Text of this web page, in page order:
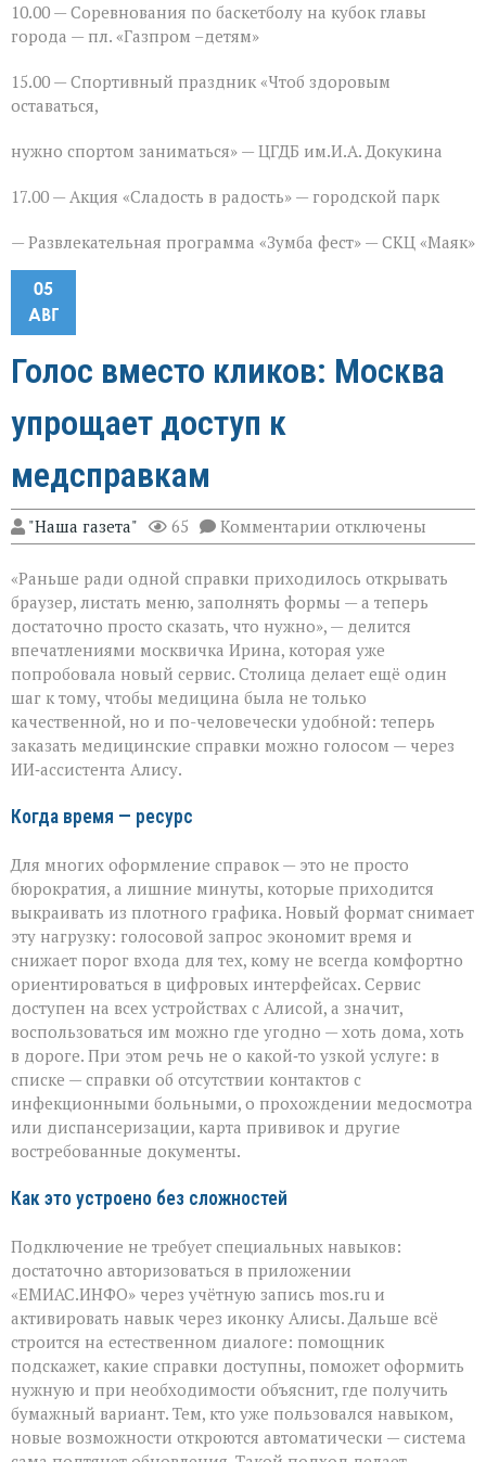
10.00 — Соревнования по баскетболу на кубок главы
города — пл. «Газпром –детям»
15.00 — Спортивный праздник «Чтоб здоровым
оставаться,
нужно спортом заниматься» — ЦГДБ им.И.А. Докукина
17.00 — Акция «Сладость в радость» — городской парк
— Развлекательная программа «Зумба фест» — СКЦ «Маяк»
05
АВГ
Голос вместо кликов: Москва
упрощает доступ к
медсправкам
"Наша газета" 65 Комментарии к
записи
вместо
кликов:
упрощает
доступ
к
медсправкам
отключены
«Раньше ради одной справки приходилось открывать
браузер, листать меню, заполнять формы — а теперь
достаточно просто сказать, что нужно», — делится
впечатлениями москвичка Ирина, которая уже
попробовала новый сервис. Столица делает ещё один
шаг к тому, чтобы медицина была не только
качественной, но и по-человечески удобной: теперь
заказать медицинские справки можно голосом — через
ИИ‑ассистента Алису.
Когда время — ресурс
Для многих оформление справок — это не просто
бюрократия, а лишние минуты, которые приходится
выкраивать из плотного графика. Новый формат снимает
эту нагрузку: голосовой запрос экономит время и
снижает порог входа для тех, кому не всегда комфортно
ориентироваться в цифровых интерфейсах. Сервис
доступен на всех устройствах с Алисой, а значит,
воспользоваться им можно где угодно — хоть дома, хоть
в дороге. При этом речь не о какой‑то узкой услуге: в
списке — справки об отсутствии контактов с
инфекционными больными, о прохождении медосмотра
или диспансеризации, карта прививок и другие
востребованные документы.
Как это устроено без сложностей
Подключение не требует специальных навыков:
достаточно авторизоваться в приложении
«ЕМИАС.ИНФО» через учётную запись mos.ru и
активировать навык через иконку Алисы. Дальше всё
строится на естественном диалоге: помощник
подскажет, какие справки доступны, поможет оформить
нужную и при необходимости объяснит, где получить
бумажный вариант. Тем, кто уже пользовался навыком,
новые возможности откроются автоматически — система